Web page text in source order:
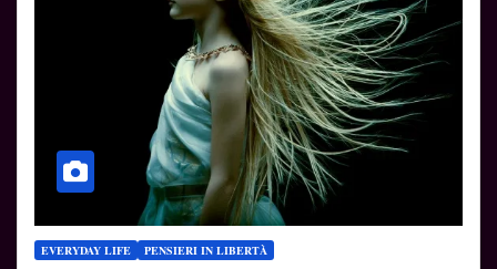
EVERYDAY LIFE PENSIERI IN LIBERTÀ